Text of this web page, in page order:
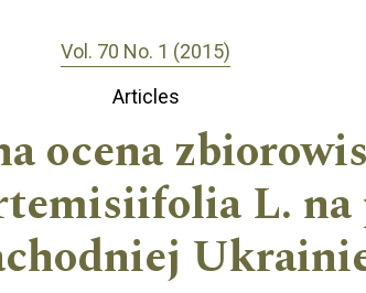
Vol. 70 No. 1 (2015)
Articles
ocena
L.